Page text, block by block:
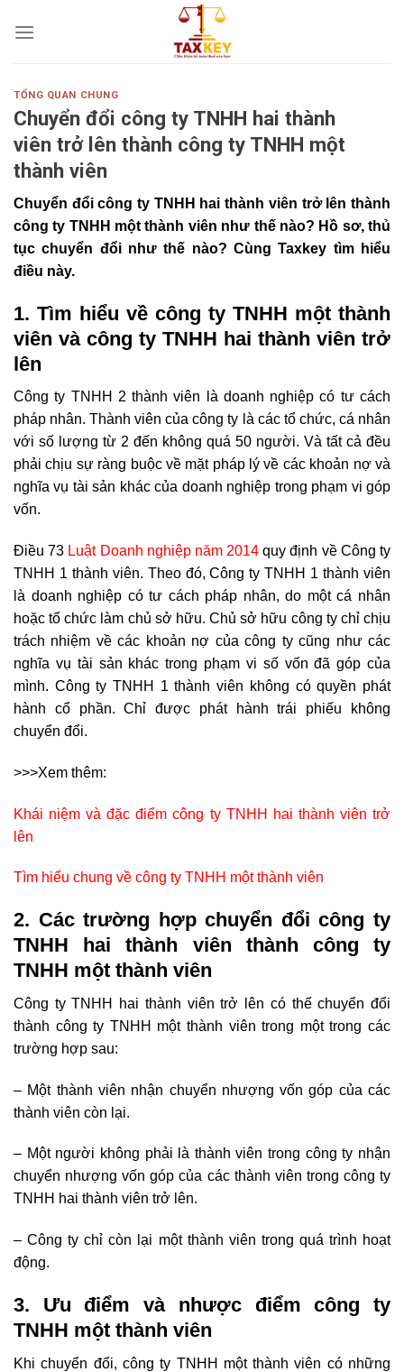
TỔNG QUAN CHUNG
Chuyển đổi công ty TNHH hai thành
viên trở lên thành công ty TNHH một
thành viên
Chuyển đổi công ty TNHH hai thành viên trở lên thành
công ty TNHH một thành viên như thế nào? Hồ sơ, thủ
tục chuyển đổi như thế nào? Cùng Taxkey tìm hiểu
điều này.
1. Tìm hiểu về công ty TNHH một thành
viên và công ty TNHH hai thành viên trở
lên
Công ty TNHH 2 thành viên là doanh nghiệp có tư cách
pháp nhân. Thành viên của công ty là các tổ chức, cá nhân
với số lượng từ 2 đến không quá 50 người. Và tất cả đều
phải chịu sự ràng buộc về mặt pháp lý về các khoản nợ và
nghĩa vụ tài sản khác của doanh nghiệp trong phạm vi góp
vốn.
Điều 73 Luật Doanh nghiệp năm 2014 quy định về Công ty
TNHH 1 thành viên. Theo đó, Công ty TNHH 1 thành viên
là doanh nghiệp có tư cách pháp nhân, do một cá nhân
hoặc tổ chức làm chủ sở hữu. Chủ sở hữu công ty chỉ chịu
trách nhiệm về các khoản nợ của công ty cũng như các
nghĩa vụ tài sản khác trong phạm vi số vốn đã góp của
mình. Công ty TNHH 1 thành viên không có quyền phát
hành cổ phần. Chỉ được phát hành trái phiếu không
chuyển đổi.
>>>Xem thêm:
Khái niệm và đặc điểm công ty TNHH hai thành viên trở
lên
Tìm hiểu chung về công ty TNHH một thành viên
2. Các trường hợp chuyển đổi công ty
TNHH hai thành viên thành công ty
TNHH một thành viên
Công ty TNHH hai thành viên trở lên có thể chuyển đổi
thành công ty TNHH một thành viên trong một trong các
trường hợp sau:
– Một thành viên nhận chuyển nhượng vốn góp của các
thành viên còn lại.
– Một người không phải là thành viên trong công ty nhận
chuyển nhượng vốn góp của các thành viên trong công ty
TNHH hai thành viên trở lên.
– Công ty chỉ còn lại một thành viên trong quá trình hoạt
động.
3. Ưu điểm và nhược điểm công ty
TNHH một thành viên
Khi chuyển đổi, công ty TNHH một thành viên có những